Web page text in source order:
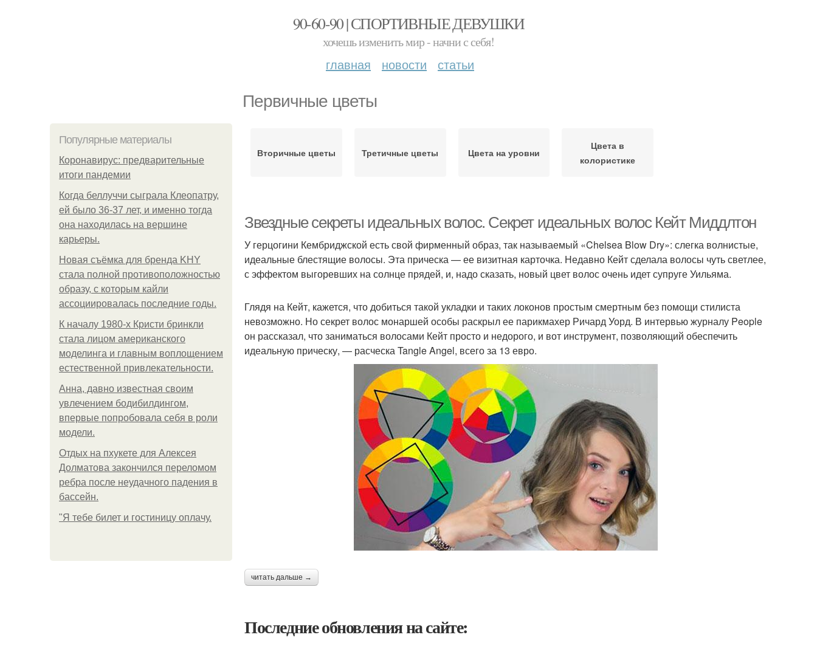
90-60-90 | СПОРТИВНЫЕ ДЕВУШКИ
хочешь изменить мир - начни с себя!
главная новости статьи
Первичные цветы
Популярные материалы
Коронавирус: предварительные
итоги пандемии
Когда беллуччи сыграла Клеопатру,
ей было 36-37 лет, и именно тогда
она находилась на вершине
карьеры.
Новая съёмка для бренда KHY
стала полной противоположностью
образу, с которым кайли
ассоциировалась последние годы.
К началу 1980-х Кристи бринкли
стала лицом американского
моделинга и главным воплощением
естественной привлекательности.
Анна, давно известная своим
увлечением бодибилдингом,
впервые попробовала себя в роли
модели.
Отдых на пхукете для Алексея
Долматова закончился переломом
ребра после неудачного падения в
бассейн.
"Я тебе билет и гостиницу оплачу.
Вторичные цветы Третичные цветы Цвета на уровни
Цвета в
колористике
Звездные секреты идеальных волос. Секрет идеальных волос Кейт Миддлтон
У герцогини Кембриджской есть свой фирменный образ, так называемый «Chelsea Blow Dry»: слегка волнистые,
идеальные блестящие волосы. Эта прическа — ее визитная карточка. Недавно Кейт сделала волосы чуть светлее,
с эффектом выгоревших на солнце прядей, и, надо сказать, новый цвет волос очень идет супруге Уильяма.
Глядя на Кейт, кажется, что добиться такой укладки и таких локонов простым смертным без помощи стилиста
невозможно. Но секрет волос монаршей особы раскрыл ее парикмахер Ричард Уорд. В интервью журналу People
он рассказал, что заниматься волосами Кейт просто и недорого, и вот инструмент, позволяющий обеспечить
идеальную прическу, — расческа Tangle Angel, всего за 13 евро.
читать дальше →
Последние обновления на сайте: